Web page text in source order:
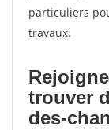
particuliers
travaux.
trouver
des-